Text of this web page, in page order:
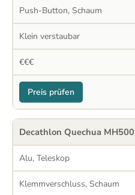
Push-Button, Schaum
Klein verstaubar
€€€
Preis prüfen
Decathlon Quechua MH500
Alu, Teleskop
Klemmverschluss, Schaum